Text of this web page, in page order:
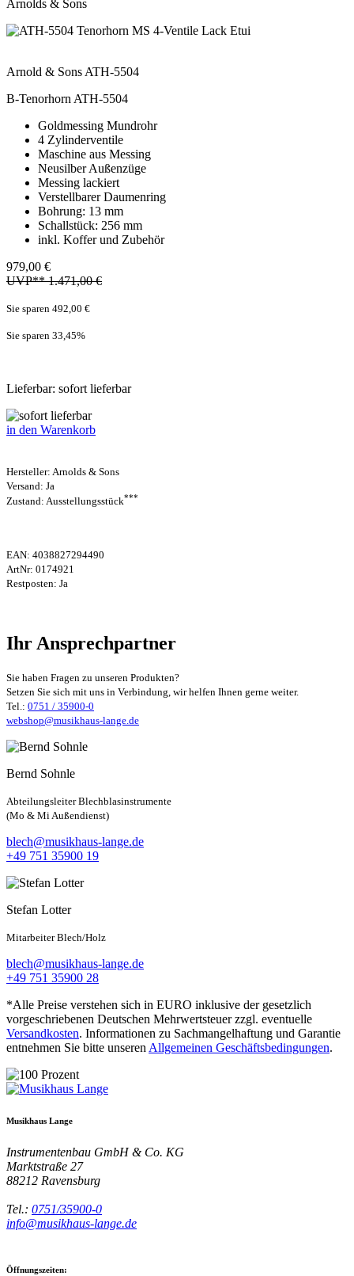
Arnolds & Sons
Arnold & Sons ATH-5504
B-Tenorhorn ATH-5504
Goldmessing Mundrohr
4 Zylinderventile
Maschine aus Messing
Neusilber Außenzüge
Messing lackiert
Verstellbarer Daumenring
Bohrung: 13 mm
Schallstück: 256 mm
inkl. Koffer und Zubehör
979,00 €
UVP** 1.471,00 €
Sie sparen 492,00 €
Sie sparen 33,45%
Lieferbar: sofort lieferbar
in den Warenkorb
Hersteller: Arnolds & Sons
Versand: Ja
Zustand: Ausstellungsstück***
EAN: 4038827294490
ArtNr: 0174921
Restposten: Ja
Ihr Ansprechpartner
Sie haben Fragen zu unseren Produkten?
Setzen Sie sich mit uns in Verbindung, wir helfen Ihnen gerne weiter.
Tel.: 0751 / 35900-0
webshop@musikhaus-lange.de
Bernd Sohnle
Abteilungsleiter Blechblasinstrumente
(Mo & Mi Außendienst)
blech@musikhaus-lange.de
+49 751 35900 19
Stefan Lotter
Mitarbeiter Blech/Holz
blech@musikhaus-lange.de
+49 751 35900 28
*Alle Preise verstehen sich in EURO inklusive der gesetzlich
vorgeschriebenen Deutschen Mehrwertsteuer zzgl. eventuelle
Versandkosten. Informationen zu Sachmangelhaftung und Garantie
entnehmen Sie bitte unseren Allgemeinen Geschäftsbedingungen.
Musikhaus Lange
Instrumentenbau GmbH & Co. KG
Marktstraße 27
88212 Ravensburg
Tel.: 0751/35900-0
info@musikhaus-lange.de
Öffnungszeiten: